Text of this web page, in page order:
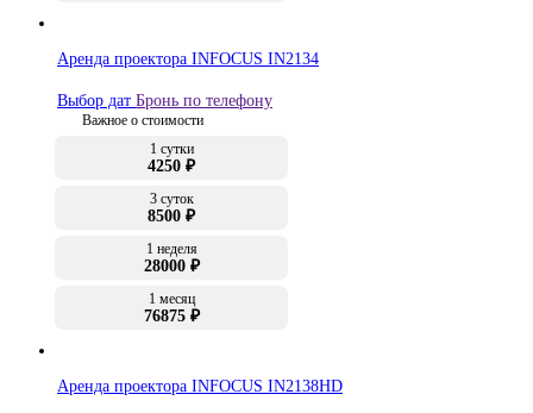
Аренда проектора INFOCUS IN2134
Выбор дат Бронь по телефону
Важное о стоимости
1 сутки
4250 ₽
3 суток
8500 ₽
1 неделя
28000 ₽
1 месяц
76875 ₽
Аренда проектора INFOCUS IN2138HD